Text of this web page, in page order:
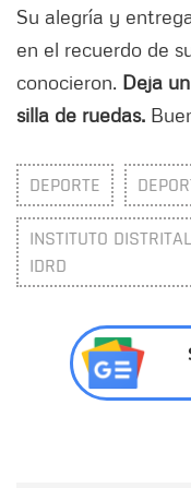
Su alegría y
en el recuerdo de
conocieron. Deja
silla de ruedas.
DEPORTE
INSTITUTO
IDRD